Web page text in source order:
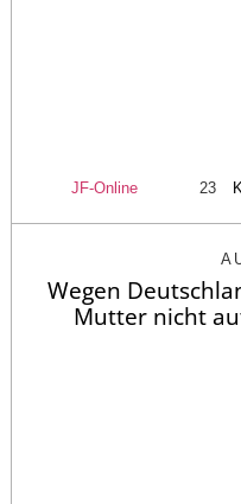
JF-Online 23
Wegen
Mutter nicht